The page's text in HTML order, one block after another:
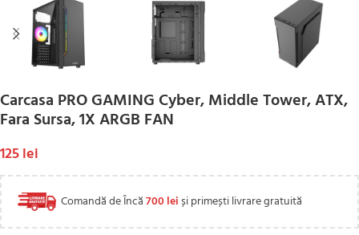
Carcasa PRO GAMING Cyber, Middle Tower, ATX,
Fara Sursa, 1X ARGB FAN
125lei
Comandă de Încă700 leiși primești livrare gratuită